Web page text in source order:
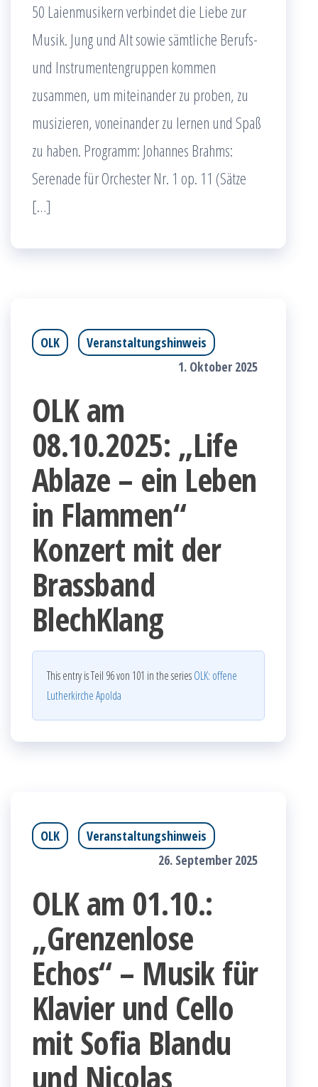
50 Laienmusikern verbindet die Liebe zur
Musik. Jung und Alt sowie sämtliche Berufs-
und Instrumentengruppen kommen
zusammen, um miteinander zu proben, zu
musizieren, voneinander zu lernen und Spaß
zu haben. Programm: Johannes Brahms:
Serenade für Orchester Nr. 1 op. 11 (Sätze
[…]
OLK
Veranstaltungshinweis
1. Oktober 2025
OLK am
08.10.2025: „Life
Ablaze – ein Leben
in Flammen“
Konzert mit der
Brassband
BlechKlang
This entry is Teil 96 von 101 in the seriesOLK: offene
Lutherkirche Apolda
OLK
Veranstaltungshinweis
26. September 2025
OLK am 01.10.:
„Grenzenlose
Echos“ – Musik für
Klavier und Cello
mit Sofia Blandu
und Nicolas